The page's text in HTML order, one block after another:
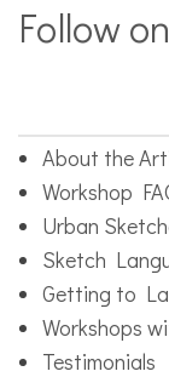
Follow
About the
Workshop
Urban
Sketch
Getting to
Workshops
Testimonials